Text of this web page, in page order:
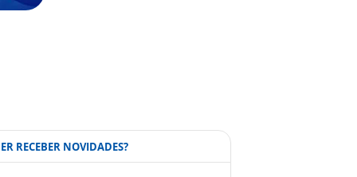
RECEBER NOVIDADES?